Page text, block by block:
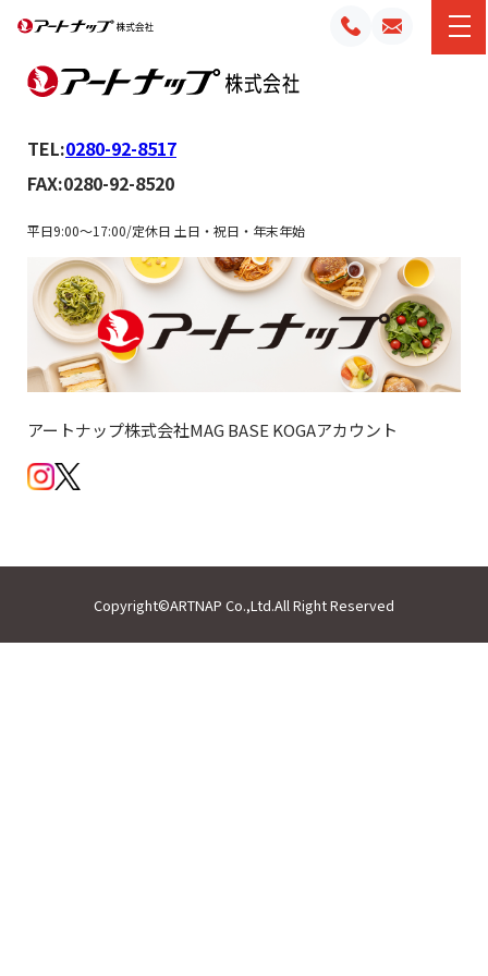
TEL:0280-92-8517
FAX:0280-92-8520
平日9:00～17:00/定休日 土日・祝日・年末年始
アートナップ株式会社MAG BASE KOGAアカウント
Copyright©ARTNAP Co.,Ltd.All Right Reserved